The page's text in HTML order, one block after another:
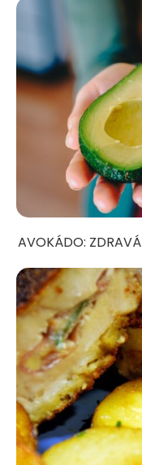
AVOKÁDO: